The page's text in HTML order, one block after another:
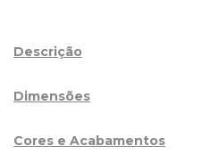
Descrição
Dimensões
Cores e Acabamentos